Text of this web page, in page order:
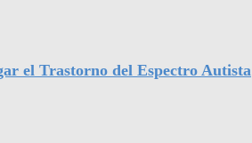
el Trastorno del Espectro Autista